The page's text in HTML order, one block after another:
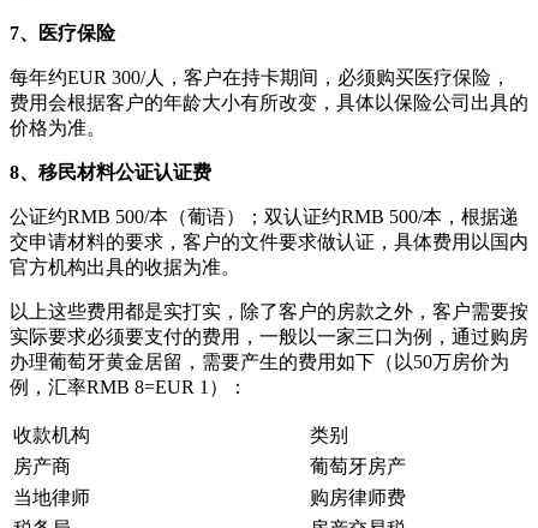
7、医疗保险
每年约EUR 300/人，客户在持卡期间，必须购买医疗保险，
费用会根据客户的年龄大小有所改变，具体以保险公司出具的
价格为准。
8、移民材料公证认证费
公证约RMB 500/本（葡语）；双认证约RMB 500/本，根据递
交申请材料的要求，客户的文件要求做认证，具体费用以国内
官方机构出具的收据为准。
以上这些费用都是实打实，除了客户的房款之外，客户需要按
实际要求必须要支付的费用，一般以一家三口为例，通过购房
办理葡萄牙黄金居留，需要产生的费用如下（以50万房价为
例，汇率RMB 8=EUR 1）：
收款机构
类别
房产商
葡萄牙房产
当地律师
购房律师费